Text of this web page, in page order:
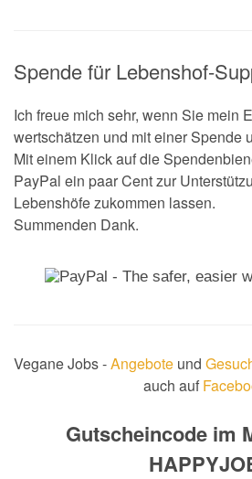
Spende für Lebenshof-
Ich freue mich sehr, wenn Sie mein
wertschätzen und mit einer Spende
Mit einem Klick auf die
PayPal ein paar Cent zur
Lebenshöfe zukommen lassen.
Summenden Dank.
Vegane Jobs -Angebote und
auch auf
Gutscheincode im